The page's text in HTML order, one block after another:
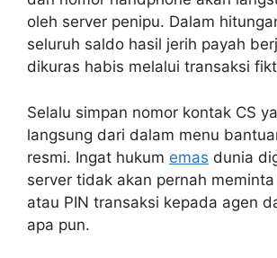
oleh server penipu. Dalam
seluruh saldo hasil jerih payah
dikuras habis melalui transaksi
Selalu simpan nomor kontak CS
langsung dari dalam menu
resmi. Ingat hukum emas dunia
server tidak akan pernah meminta
atau PIN transaksi kepada agen
apa pun.